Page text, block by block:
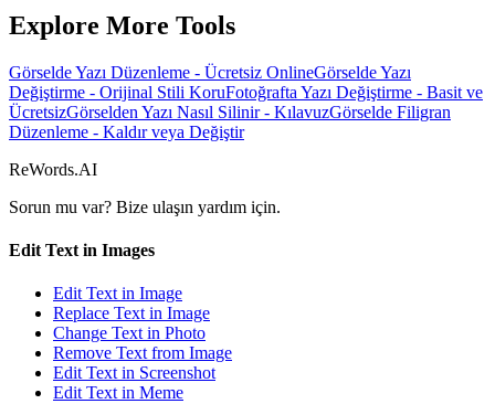
Explore More Tools
Görselde Yazı Düzenleme - Ücretsiz OnlineGörselde Yazı
Değiştirme - Orijinal Stili KoruFotoğrafta Yazı Değiştirme - Basit ve
ÜcretsizGörselden Yazı Nasıl Silinir - KılavuzGörselde Filigran
Düzenleme - Kaldır veya Değiştir
ReWords.AI
Sorun mu var? Bize ulaşın yardım için.
Edit Text in Images
Edit Text in Image
Replace Text in Image
Change Text in Photo
Remove Text from Image
Edit Text in Screenshot
Edit Text in Meme